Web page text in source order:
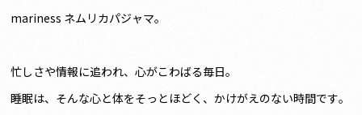
mariness ネムリカパジャマ。
忙しさや情報に追われ、心がこわばる毎日。
睡眠は、そんな心と体をそっとほどく、かけがえのない時間です。